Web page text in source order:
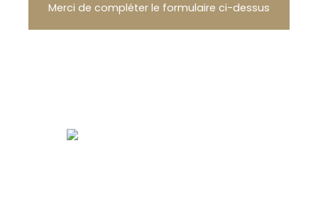
Merci de compléter le formulaire ci-dessus